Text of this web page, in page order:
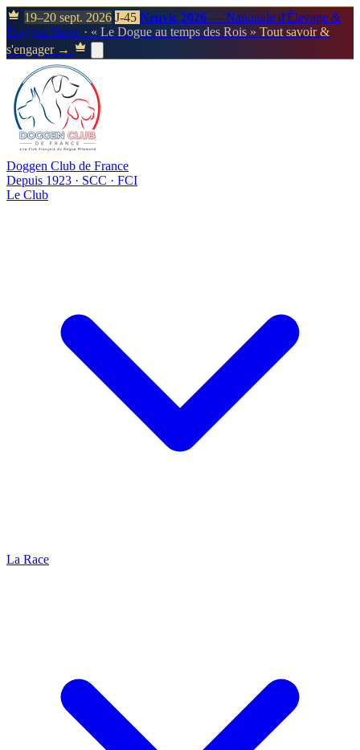
19–20 sept. 2026 J-45 Neuvic 2026 — Nationale d'Élevage &
Doggen Show · « Le Dogue au temps des Rois » Tout savoir &
s'engager →
Doggen Club de France
Depuis 1923 · SCC · FCI
Le Club
La Race